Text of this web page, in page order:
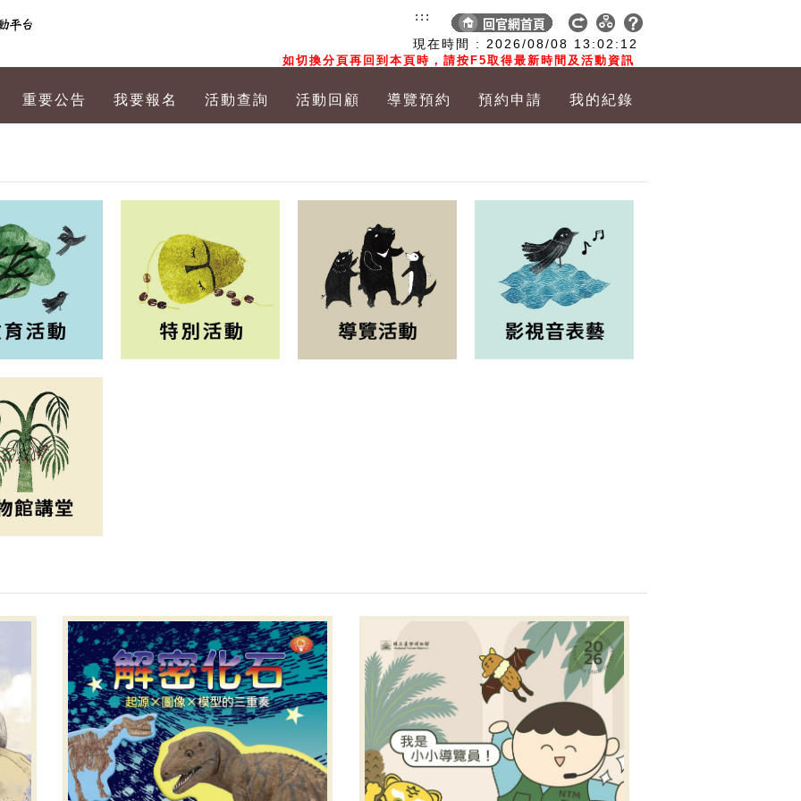
現在時間 : 2026/08/08 13:02:12
如切換分頁再回到本頁時，請按F5取得最新時間及活動資訊
:::
重要公告 我要報名 活動查詢 活動回顧 導覽預約 預約申請 我的紀錄